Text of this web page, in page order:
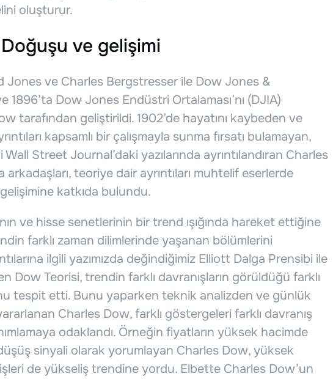
oluşturur.
ve gelişimi
Jones ve Charles Bergstresser ile Dow Jones &
1896’ta Dow Jones Endüstri Ortalaması’nı (DJIA)
tarafından geliştirildi. 1902’de hayatını kaybeden ve
kapsamlı bir çalışmayla sunma fırsatı bulamayan,
Street Journal’daki yazılarında ayrıntılandıran Charles
arkadaşları, teoriye dair ayrıntıları muhtelif eserlerde
katkıda bulundu.
ve hisse senetlerinin bir trend ışığında hareket ettiğine
farklı zaman dilimlerinde yaşanan bölümlerini
ilgili yazımızda değindiğimiz Elliott Dalga Prensibi ile
Dow Teorisi, trendin farklı davranışların görüldüğü farklı
tespit etti. Bunu yaparken teknik analizden ve günlük
Charles Dow, farklı göstergeleri farklı davranış
odaklandı. Örneğin fiyatların yüksek hacimde
sinyali olarak yorumlayan Charles Dow, yüksek
de yükseliş trendine yordu. Elbette Charles Dow’un